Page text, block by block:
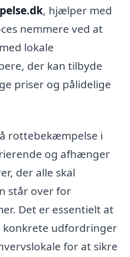
, hjælper med
nemmere ved at
lokale
der kan tilbyde
priser og pålidelige
rottebekæmpelse i
og afhænger
der alle skal
står over for
Det er essentielt at
konkrete udfordringer
for at sikre